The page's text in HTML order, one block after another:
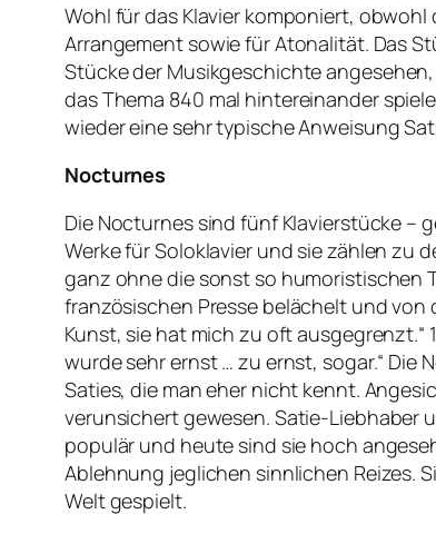
Wohl für das Klavier komponiert,
Arrangement sowie für Atonalität. Das
Stücke der Musikgeschichte
das Thema 840 mal hintereinander
wieder eine sehr typische Anweisung
Nocturnes
Die Nocturnes sind fünf Klavierstücke –
Werke für Soloklavier und sie zählen zu
ganz ohne die sonst so humoristischen
französischen Presse belächelt und von
Kunst, sie hat mich zu oft ausgegrenzt.“
wurde sehr ernst … zu ernst, sogar.“ Die
Saties, die man eher nicht kennt.
verunsichert gewesen. Satie-Liebhaber
populär und heute sind sie hoch
Ablehnung jeglichen sinnlichen Reizes.
Welt gespielt.